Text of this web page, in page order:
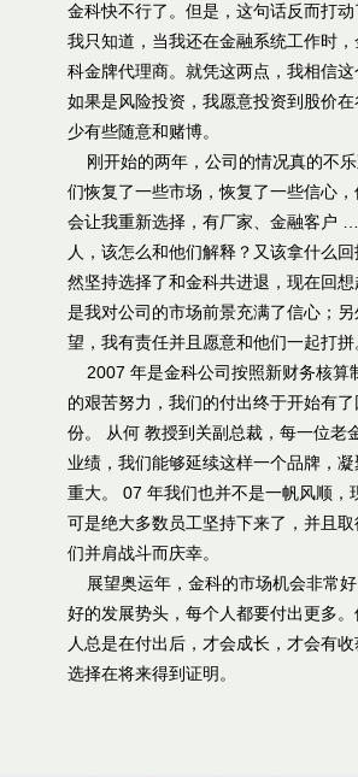
金科快不行了。但是，这句话反而打
我只知道，当我还在金融系统工作时
科金牌代理商。就凭这两点，我相信
如果是风险投资，我愿意投资到股价
少有些随意和赌博。
刚开始的两年，公司的情况真的不
们恢复了一些市场，恢复了一些信心
会让我重新选择，有厂家、金融客户
人，该怎么和他们解释？又该拿什么
然坚持选择了和金科共进退，现在回
是我对公司的市场前景充满了信心；
望，我有责任并且愿意和他们一起打
2007 年是金科公司按照新财务核算
的艰苦努力，我们的付出终于开始有
份。 从何 教授到关副总裁，每一位老
业绩，我们能够延续这样一个品牌，
重大。 07 年我们也并不是一帆风顺
可是绝大多数员工坚持下来了，并且
们并肩战斗而庆幸。
展望奥运年，金科的市场机会非常
好的发展势头，每个人都要付出更多
人总是在付出后，才会成长，才会有
选择在将来得到证明 。